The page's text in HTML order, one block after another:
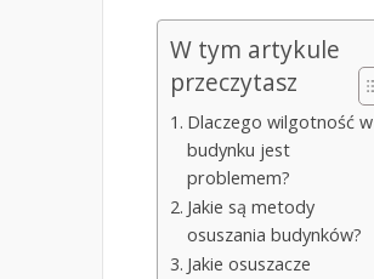
W tym artykule
przeczytasz
Dlaczego wilgotność w
budynku jest
problemem?
Jakie są metody
osuszania budynków?
Jakie osuszacze